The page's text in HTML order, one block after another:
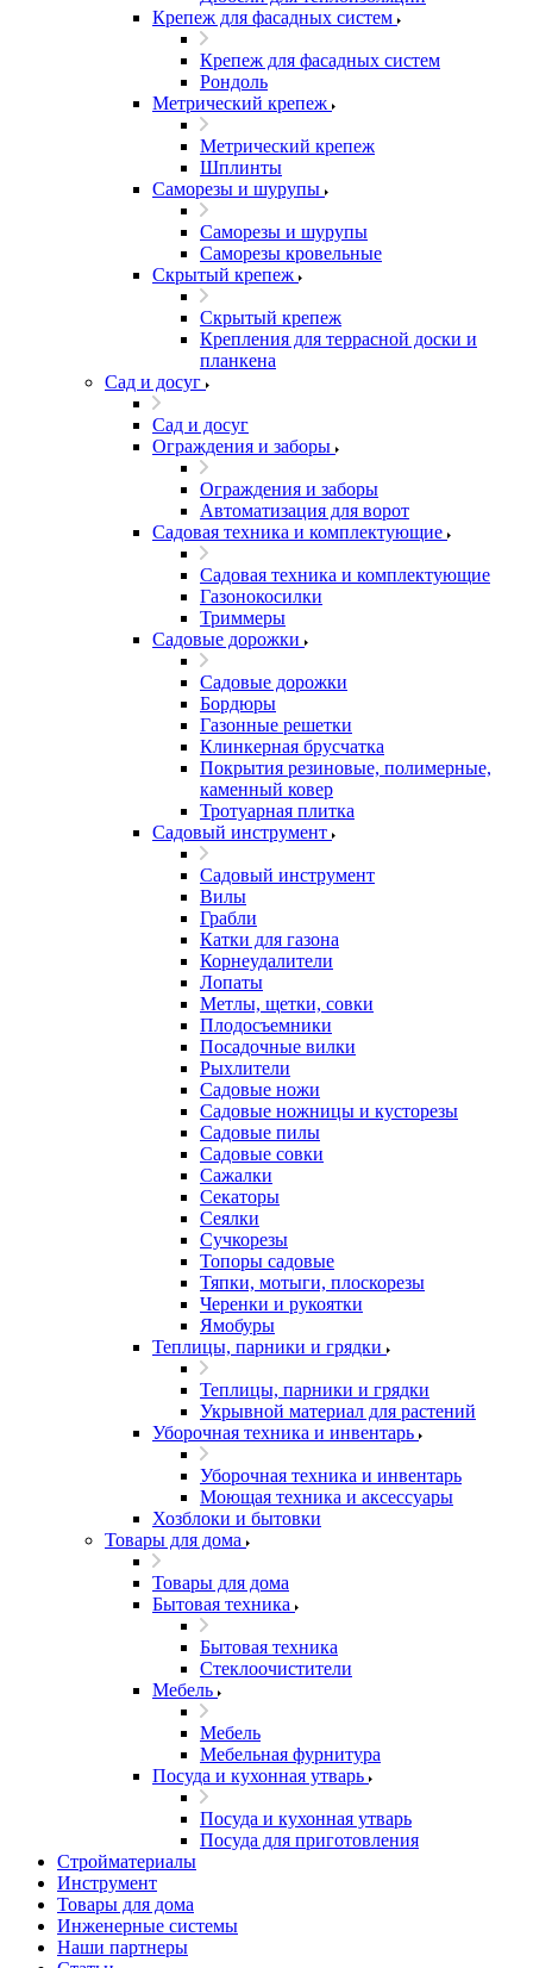
Крепеж для фасадных систем
Крепеж для фасадных систем
Рондоль
Метрический крепеж
Метрический крепеж
Шплинты
Саморезы и шурупы
Саморезы и шурупы
Саморезы кровельные
Скрытый крепеж
Скрытый крепеж
Крепления для террасной доски и
планкена
Сад и досуг
Сад и досуг
Ограждения и заборы
Ограждения и заборы
Автоматизация для ворот
Садовая техника и комплектующие
Садовая техника и комплектующие
Газонокосилки
Триммеры
Садовые дорожки
Садовые дорожки
Бордюры
Газонные решетки
Клинкерная брусчатка
Покрытия резиновые, полимерные,
каменный ковер
Тротуарная плитка
Садовый инструмент
Садовый инструмент
Вилы
Грабли
Катки для газона
Корнеудалители
Лопаты
Метлы, щетки, совки
Плодосъемники
Посадочные вилки
Рыхлители
Садовые ножи
Садовые ножницы и кусторезы
Садовые пилы
Садовые совки
Сажалки
Секаторы
Сеялки
Сучкорезы
Топоры садовые
Тяпки, мотыги, плоскорезы
Черенки и рукоятки
Ямобуры
Теплицы, парники и грядки
Теплицы, парники и грядки
Укрывной материал для растений
Уборочная техника и инвентарь
Уборочная техника и инвентарь
Моющая техника и аксессуары
Хозблоки и бытовки
Товары для дома
Товары для дома
Бытовая техника
Бытовая техника
Стеклоочистители
Мебель
Мебель
Мебельная фурнитура
Посуда и кухонная утварь
Посуда и кухонная утварь
Посуда для приготовления
Стройматериалы
Инструмент
Товары для дома
Инженерные системы
Наши партнеры